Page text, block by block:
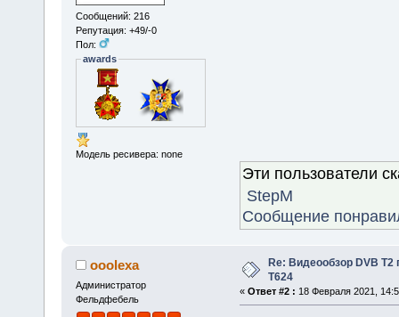
Сообщений: 216
Репутация: +49/-0
Пол:
awards
Модель ресивера: none
Эти пользователи
StepM
Сообщение
ooolexa
Администратор
Фельдфебель
Re: Видеообзор DVB T2
T624
« Ответ #2 : 18 Февраля 2021,